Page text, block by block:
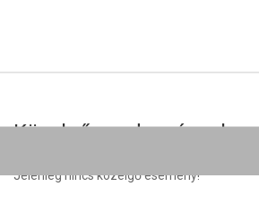
Közelgő rendezvények
Jelenleg nincs közelgő esemény!